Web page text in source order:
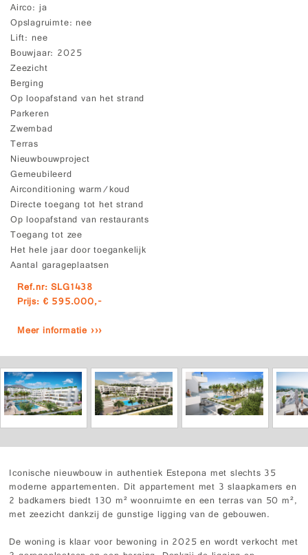
Airco ja
Opslagruimte nee
Lift nee
Bouwjaar 2025
Zeezicht
Berging
Op loopafstand van het strand
Parkeren
Zwembad
Terras
Nieuwbouwproject
Gemeubileerd
Airconditioning warm/koud
Directe toegang tot het strand
Op loopafstand van restaurants
Toegang tot zee
Het hele jaar door toegankelijk
Aantal garageplaatsen
Ref.nr: SLG1438
Prijs: € 595.000,-
Meer informatie ›››
Iconische nieuwbouw in authentiek Estepona met slechts 35
moderne appartementen. Dit appartement met 3 slaapkamers en
2 badkamers biedt 130 m² woonruimte en een terras van 50 m²,
met zeezicht dankzij de gunstige ligging van de gebouwen.
De woning is klaar voor bewoning in 2025 en wordt verkocht met